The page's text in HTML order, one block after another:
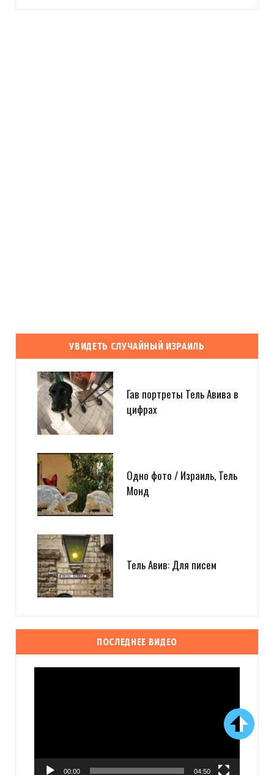
УВИДЕТЬ СЛУЧАЙНЫЙ ИЗРАИЛЬ
Гав портреты Тель Авива в
цифрах
Одно фото / Израиль, Тель
Монд
Тель Авив: Для писем
ПОСЛЕДНЕЕ ВИДЕО
00:00 04:50